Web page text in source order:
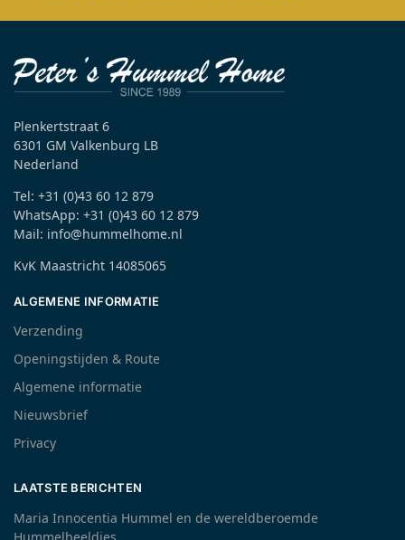
Plenkertstraat 6
6301 GM Valkenburg LB
Nederland
Tel: +31 (0)43 60 12 879
WhatsApp: +31 (0)43 60 12 879
Mail: info@hummelhome.nl
KvK Maastricht 14085065
ALGEMENE INFORMATIE
Verzending
Openingstijden & Route
Algemene informatie
Nieuwsbrief
Privacy
LAATSTE BERICHTEN
Maria Innocentia Hummel en de wereldberoemde
Hummelbeeldjes